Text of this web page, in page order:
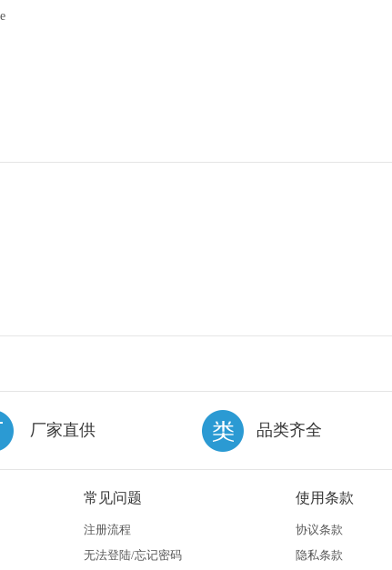
厂家直供 品类齐全
常见问题
注册流程
无法登陆/忘记密码
使用条款
协议条款
隐私条款